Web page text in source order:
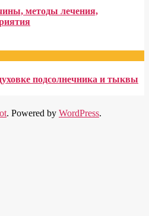
методы лечения,
подсолнечника и тыквы
. Powered by WordPress.